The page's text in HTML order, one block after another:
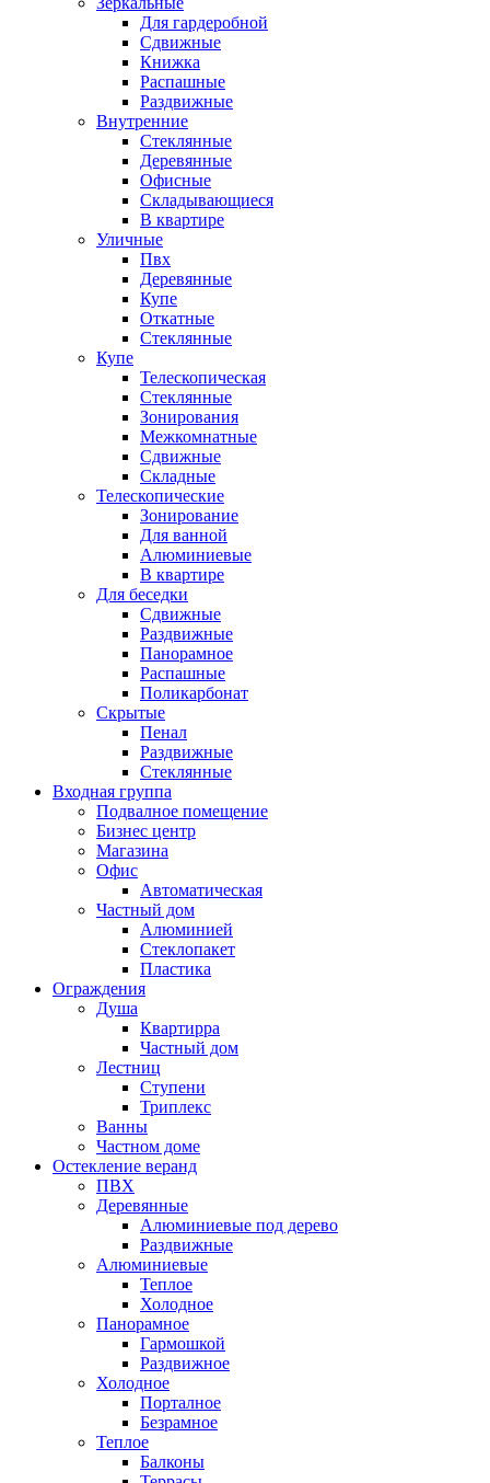
Для гардеробной
Сдвижные
Книжка
Распашные
Раздвижные
Внутренние
Стеклянные
Деревянные
Офисные
Складывающиеся
В квартире
Уличные
Пвх
Деревянные
Купе
Откатные
Стеклянные
Купе
Телескопическая
Стеклянные
Зонирования
Межкомнатные
Сдвижные
Складные
Телескопические
Зонирование
Для ванной
Алюминиевые
В квартире
Для беседки
Сдвижные
Раздвижные
Панорамное
Распашные
Поликарбонат
Скрытые
Пенал
Раздвижные
Стеклянные
Входная группа
Подвалное помещение
Бизнес центр
Магазина
Офис
Автоматическая
Частный дом
Алюминией
Стеклопакет
Пластика
Ограждения
Душа
Квартирра
Частный дом
Лестниц
Ступени
Триплекс
Ванны
Частном доме
Остекление веранд
ПВХ
Деревянные
Алюминиевые под дерево
Раздвижные
Алюминиевые
Теплое
Холодное
Панорамное
Гармошкой
Раздвижное
Холодное
Порталное
Безрамное
Теплое
Балконы